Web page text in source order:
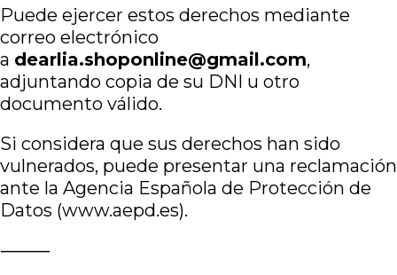
Puede ejercer estos derechos mediante
correo electrónico
a dearlia.shoponline@gmail.com,
adjuntando copia de su DNI u otro
documento válido.
Si considera que sus derechos han sido
vulnerados, puede presentar una reclamación
ante la Agencia Española de Protección de
Datos (www.aepd.es).
⸻